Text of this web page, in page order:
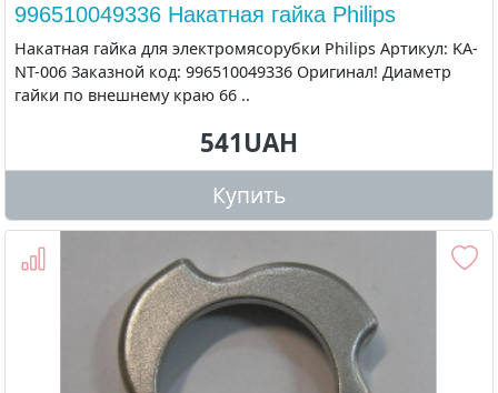
996510049336 Накатная гайка Philips
Накатная гайка для электромясорубки Philips Артикул: KA-
NT-006 Заказной код: 996510049336 Оригинал! Диаметр
гайки по внешнему краю 66 ..
541UAH
Купить